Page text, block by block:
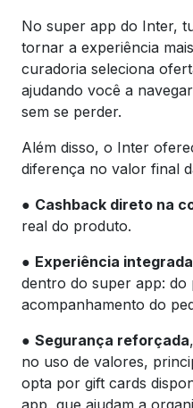
No super app do Inter,
tornar a experiência
curadoria seleciona
ajudando você a
sem se perder.
Além disso, o Inter
diferença no valor final
● Cashback direto na
real do produto.
● Experiência integrada
dentro do super app: do
acompanhamento do
● Segurança reforçada
no uso de valores,
opta por gift cards
app, que ajudam a